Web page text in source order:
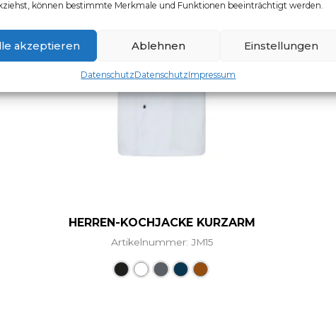
können bestimmte Merkmale und Funktionen beeinträchtigt werden.
akzeptieren Ablehnen Einstellungen
DatenschutzDatenschutzImpressum
HERREN-KOCHJACKE KURZARM
Artikelnummer: JM15